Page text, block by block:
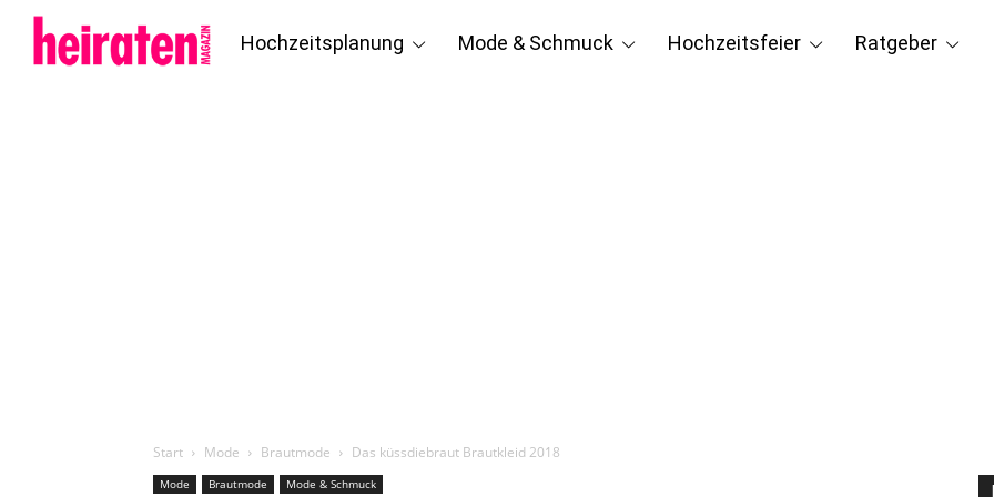
Hochzeitsplanung Mode & Schmuck Hochzeitsfeier Ratgeber
Start Mode Brautmode Das küssdiebraut Brautkleid 2018
Mode Brautmode Mode & Schmuck